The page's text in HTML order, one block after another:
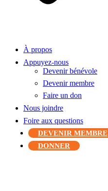
À propos
Appuyez-nous
Devenir bénévole
Devenir membre
Faire un don
Nous joindre
Foire aux questions
DEVENIR MEMBRE
DONNER